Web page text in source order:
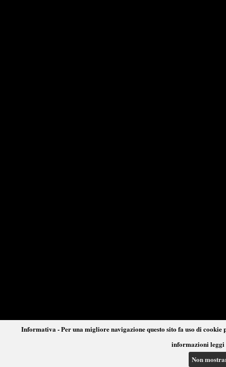
Informativa - Per una migliore navigazione questo sito fa uso di
informazioni leggi
Non